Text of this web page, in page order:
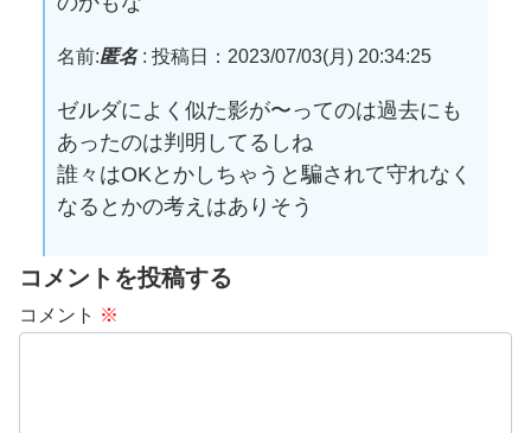
名前:匿名: 投稿日：2023/07/03(月) 20:34:25
ゼルダによく似た影が〜ってのは過去にも
あったのは判明してるしね
誰々はOKとかしちゃうと騙されて守れなく
なるとかの考えはありそう
コメントを投稿する
コメント ※